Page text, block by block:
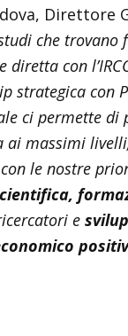
Direttore
che trovano
diretta con
strategica con
ci permette di
ai massimi
le nostre
e